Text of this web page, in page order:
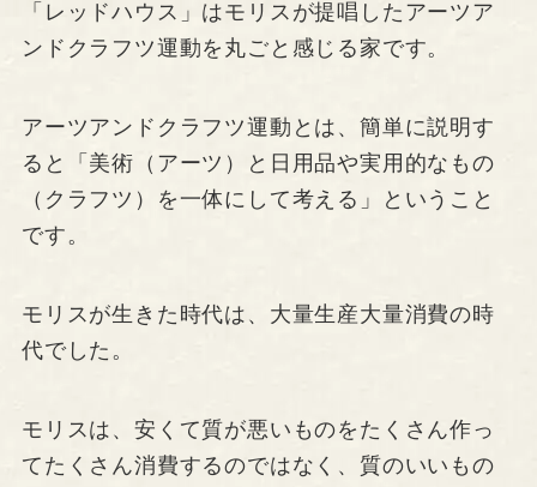
「レッドハウス」はモリスが提唱したアーツア
ンドクラフツ運動を丸ごと感じる家です。
アーツアンドクラフツ運動とは、簡単に説明す
ると「美術（アーツ）と日用品や実用的なもの
（クラフツ）を一体にして考える」ということ
です。
モリスが生きた時代は、大量生産大量消費の時
代でした。
モリスは、安くて質が悪いものをたくさん作っ
てたくさん消費するのではなく、質のいいもの